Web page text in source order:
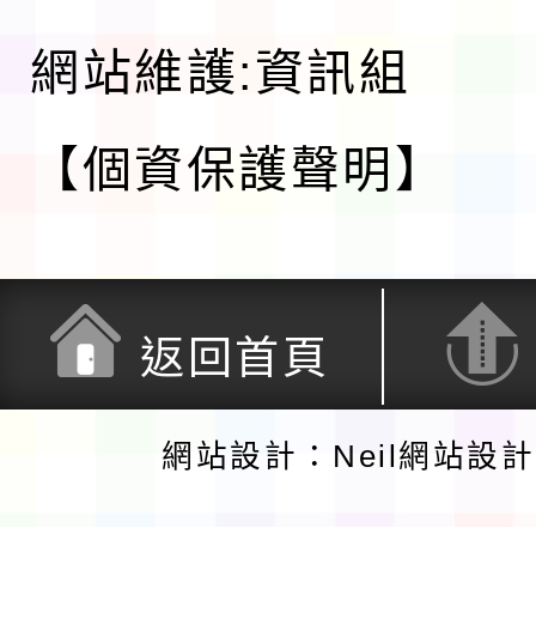
網站維護:資訊組
【個資保護聲明】
返回首頁
網站設計：Neil網站設